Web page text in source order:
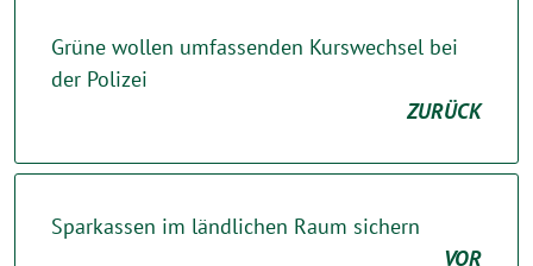
Grüne wollen umfassenden Kurswechsel bei
der Polizei
ZURÜCK
Sparkassen im ländlichen Raum sichern
VOR